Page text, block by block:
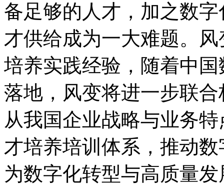
备足够的人才，加之数
才供给成为一大难题。
培养实践经验，随着中
落地，风变将进一步联
从我国企业战略与业务
才培养培训体系，推动
为数字化转型与高质量